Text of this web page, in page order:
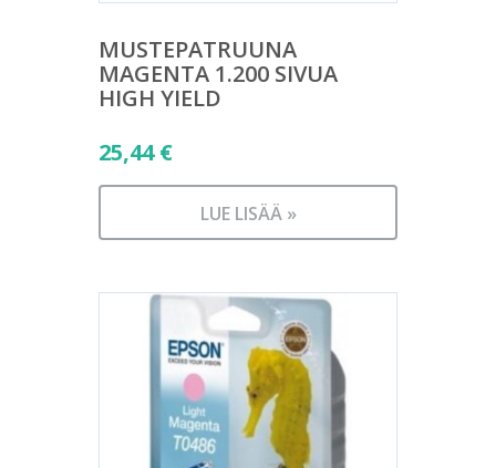
MUSTEPATRUUNA
MAGENTA 1.200 SIVUA
HIGH YIELD
25,44€
LUE LISÄÄ »